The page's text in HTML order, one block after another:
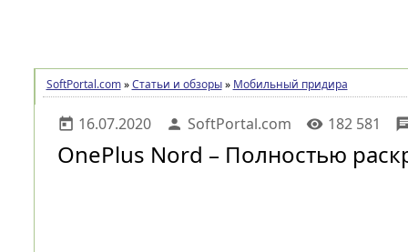
SoftPortal.com » Статьи и обзоры » Мобильный придира
today 16.07.2020 person SoftPortal.com visibility 182 581
OnePlus Nord – Полностью